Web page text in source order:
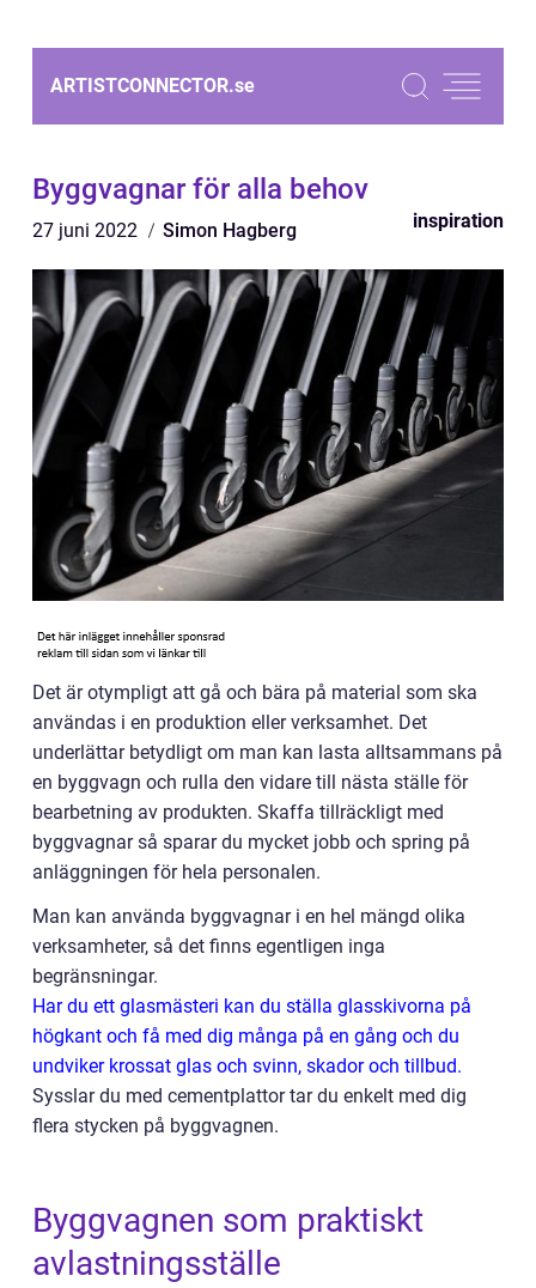
ARTISTCONNECTOR.se
Byggvagnar för alla behov
27 juni 2022 Simon Hagberg inspiration
Det är otympligt att gå och bära på material som ska
användas i en produktion eller verksamhet. Det
underlättar betydligt om man kan lasta alltsammans på
en byggvagn och rulla den vidare till nästa ställe för
bearbetning av produkten. Skaffa tillräckligt med
byggvagnar så sparar du mycket jobb och spring på
anläggningen för hela personalen.
Man kan använda byggvagnar i en hel mängd olika
verksamheter, så det finns egentligen inga
begränsningar.
Har du ett glasmästeri kan du ställa glasskivorna på
högkant och få med dig många på en gång och du
undviker krossat glas och svinn, skador och tillbud.
Sysslar du med cementplattor tar du enkelt med dig
flera stycken på byggvagnen.
Byggvagnen som praktiskt
avlastningsställe